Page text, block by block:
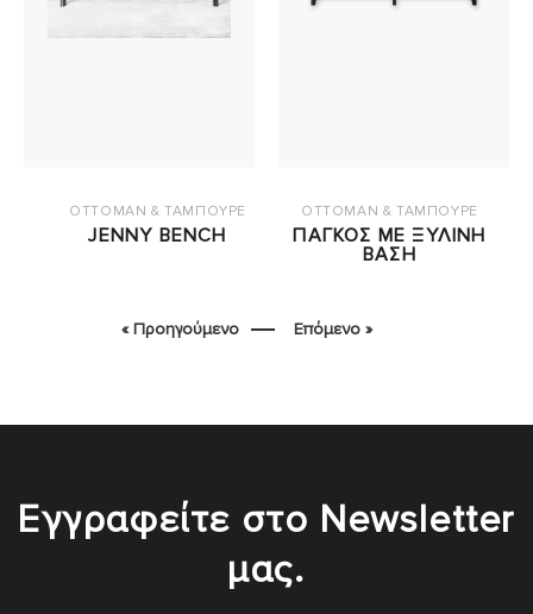
OTTOMAN & ΤΑΜΠΟΥΡΕ
JENNY BENCH
OTTOMAN & ΤΑΜΠΟΥΡΕ
ΠΑΓΚΟΣ ΜΕ ΞΥΛΙΝΗ
ΒΑΣΗ
« Προηγούμενο Επόμενο »
Εγγραφείτε στο Newsletter
μας.